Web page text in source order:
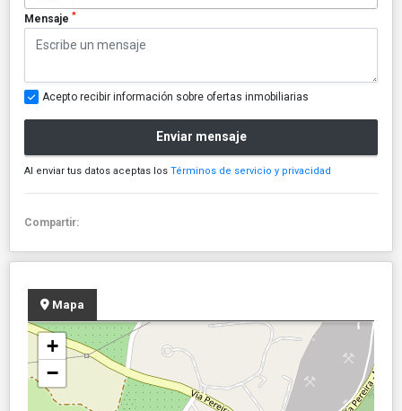
Mensaje *
Acepto recibir información sobre ofertas inmobiliarias
Enviar mensaje
Al enviar tus datos aceptas los Términos de servicio y privacidad
Compartir:
Mapa
+
−